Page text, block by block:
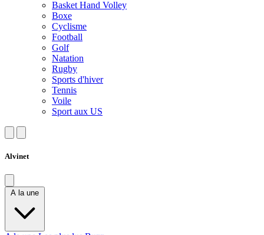
Basket Hand Volley
Boxe
Cyclisme
Football
Golf
Natation
Rugby
Sports d'hiver
Tennis
Voile
Sport aux US
Alvinet
A la une